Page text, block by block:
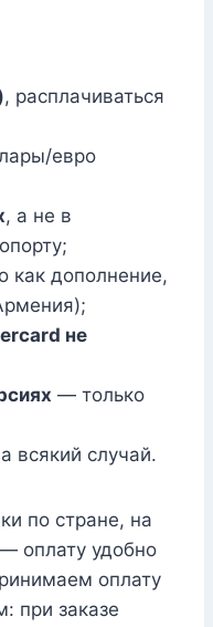
, расплачиваться
евро
, а не в
как дополнение,
не
— только
всякий случай.
по стране, на
оплату удобно
оплату
при заказе